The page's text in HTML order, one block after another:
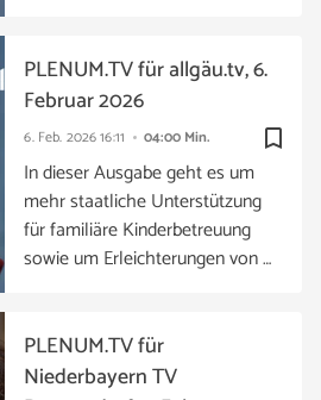
bookmark_border
6. Feb. 202616:11 04:00 Min.
PLENUM.TV für allgäu.tv, 6.
Februar 2026
In dieser Ausgabe geht es um
mehr staatliche Unterstützung
für familiäre Kinderbetreuung
sowie um Erleichterungen von …
PLENUM.TV für
Niederbayern TV